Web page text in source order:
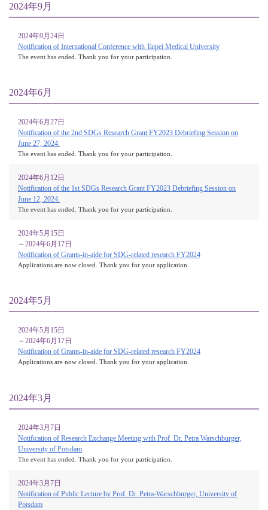
2024年9月
2024年9月24日
Notification of International Conference with Taipei Medical University
The event has ended. Thank you for your participation.
2024年6月
2024年6月27日
Notification of the 2nd SDGs Research Grant FY2023 Debriefing Session on
June 27, 2024.
The event has ended. Thank you for your participation.
2024年6月12日
Notification of the 1st SDGs Research Grant FY2023 Debriefing Session on
June 12, 2024.
The event has ended. Thank you for your participation.
2024年5月15日
～2024年6月17日
Notification of Grants-in-aide for SDG-related research FY2024
Applications are now closed. Thank you for your application.
2024年5月
2024年5月15日
～2024年6月17日
Notification of Grants-in-aide for SDG-related research FY2024
Applications are now closed. Thank you for your application.
2024年3月
2024年3月7日
Notification of Research Exchange Meeting with Prof. Dr. Petra Warschburger,
University of Potsdam
The event has ended. Thank you for your participation.
2024年3月7日
Notification of Public Lecture by Prof. Dr. Petra-Warschburger, University of
Potsdam